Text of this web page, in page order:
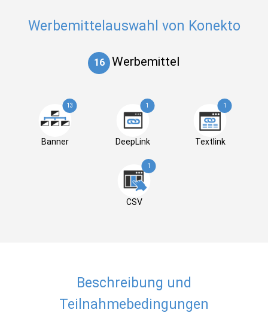
Werbemittelauswahl von Konekto
16 Werbemittel
13
Banner
1
DeepLink
1
Textlink
1
CSV
Beschreibung und
Teilnahmebedingungen